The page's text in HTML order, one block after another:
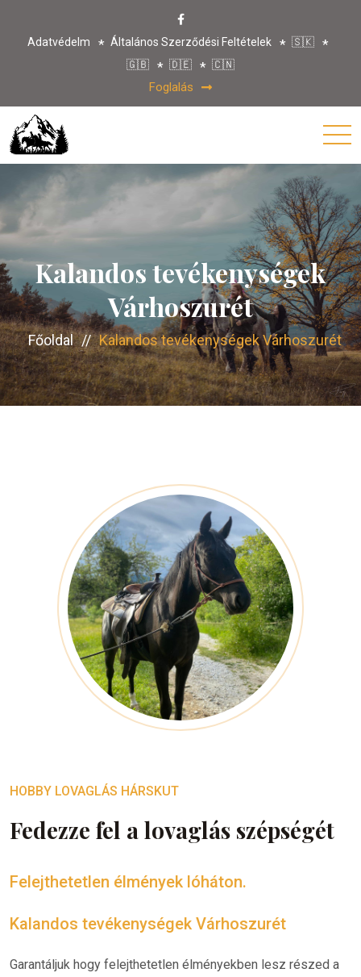
Adatvédelm Általános Szerződési Feltételek
🇸🇰
🇬🇧
🇩🇪 🇨🇳
Foglalás
Kalandos tevékenységek
Várhoszurét
Főoldal // Kalandos tevékenységek Várhoszurét
HOBBY LOVAGLÁS HÁRSKUT
Fedezze fel a lovaglás szépségét
Felejthetetlen élmények lóháton.
Kalandos tevékenységek Várhoszurét
Garantáljuk hogy felejthetetlen élményekben lesz részed a